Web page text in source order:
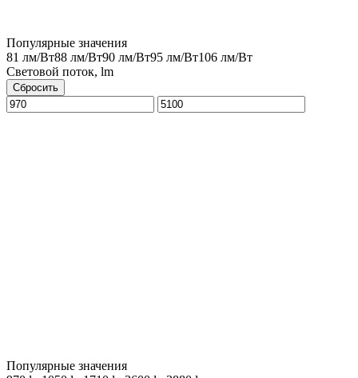
Популярные значения
81 лм/Вт88 лм/Вт90 лм/Вт95 лм/Вт106 лм/Вт
Световой поток, lm
Сбросить
Популярные значения